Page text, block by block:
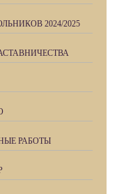
2024/2025
РАБОТЫ